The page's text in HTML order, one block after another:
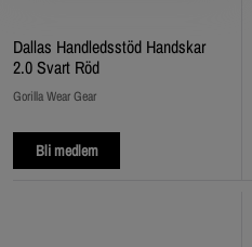
Dallas Handledsstöd Handskar
2.0 Svart Röd
Gorilla Wear Gear
Bli medlem